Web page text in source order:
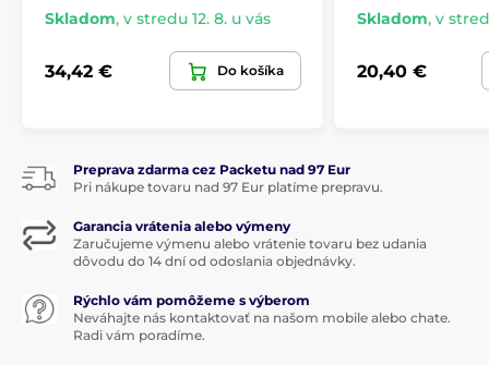
Produkt je zaradený v kategóriách
TOY'S DELIGHT Vianočné stolovanie
Skladom, v stredu 12. 8. u vás
34,42 € Do košíka
Skladom, v
20,40 €
Preprava zdarma cez Packetu nad 97 Eur
Pri nákupe tovaru nad 97 Eur platíme prepravu.
Garancia vrátenia alebo výmeny
Zaručujeme výmenu alebo vrátenie tovaru bez udania
dôvodu do 14 dní od odoslania objednávky.
Rýchlo vám pomôžeme s výberom
Neváhajte nás kontaktovať na našom mobile alebo chate.
Radi vám poradíme.